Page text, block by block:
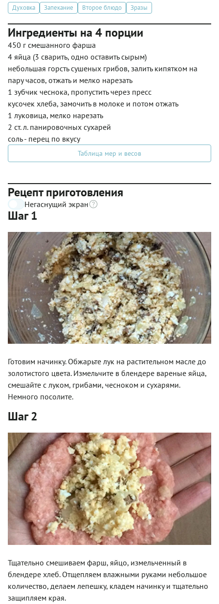
Духовка Запекание Второе блюдо Зразы
Ингредиенты на 4 порции
450 г смешанного фарша
4 яйца (3 сварить, одно оставить сырым)
небольшая горсть сушеных грибов, залить кипятком на
пару часов, отжать и мелко нарезать
1 зубчик чеснока, пропустить через пресс
кусочек хлеба, замочить в молоке и потом отжать
1 луковица, мелко нарезать
2 ст. л. панировочных сухарей
соль - перец по вкусу
Таблица мер и весов
Рецепт приготовления
Негаснущий экран
Шаг 1
Готовим начинку. Обжарьте лук на растительном масле до
золотистого цвета. Измельчите в блендере вареные яйца,
смешайте с луком, грибами, чесноком и сухарями.
Немного посолите.
Шаг 2
Тщательно смешиваем фарш, яйцо, измельченный в
блендере хлеб. Отщепляем влажными руками небольшое
количество, делаем лепешку, кладем начинку и тщательно
защипляем края.